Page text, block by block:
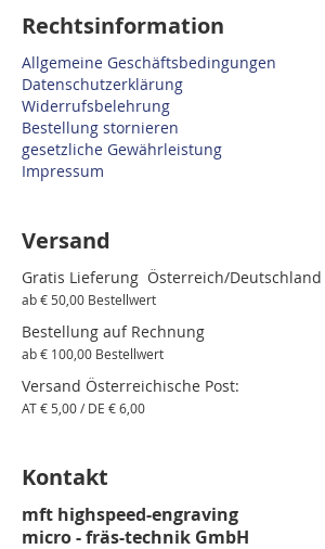
Rechtsinformation
Allgemeine Geschäftsbedingungen
Datenschutzerklärung
Widerrufsbelehrung
Bestellung stornieren
gesetzliche Gewährleistung
Impressum
Versand
Gratis Lieferung Österreich/Deutschland
ab € 50,00 Bestellwert
Bestellung auf Rechnung
ab € 100,00 Bestellwert
Versand Österreichische Post:
AT € 5,00 / DE € 6,00
Kontakt
mft highspeed-engraving
micro - fräs-technik GmbH